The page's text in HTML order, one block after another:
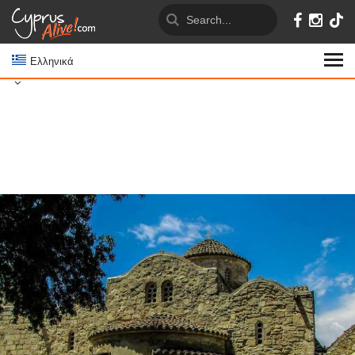
Ελληνικά